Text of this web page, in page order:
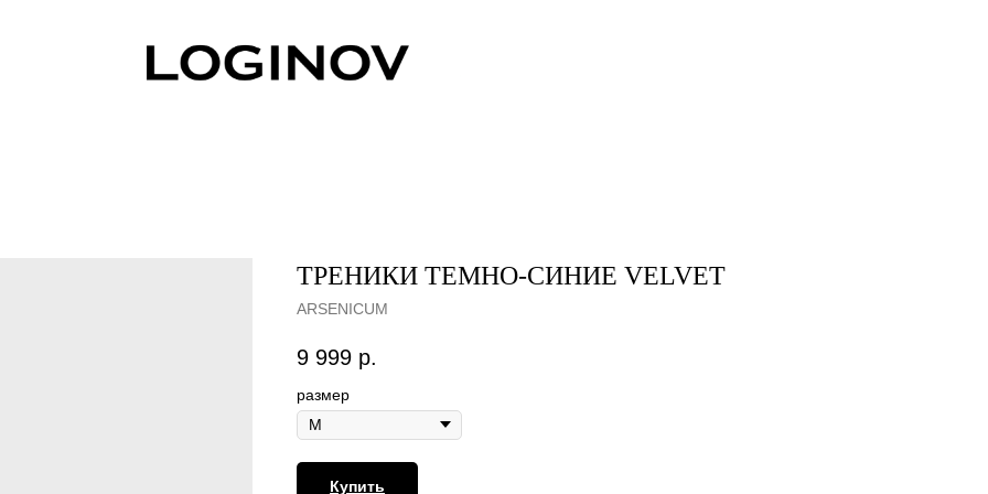
ТРЕНИКИ ТЕМНО-СИНИЕ VELVET
ARSENICUM
9 999 р.
размер
Купить